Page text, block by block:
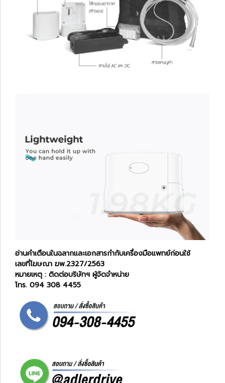
อ่านคำเตือนในฉลากและเอกสารกำกับเครื่องมือแพทย์ก่อนใช้
เลขที่โฆษณา ฆพ.2327/2563
หมายเหตุ : ติดต่อบริษัทฯ ผู้จัดจำหน่าย
โทร. 094 308 4455